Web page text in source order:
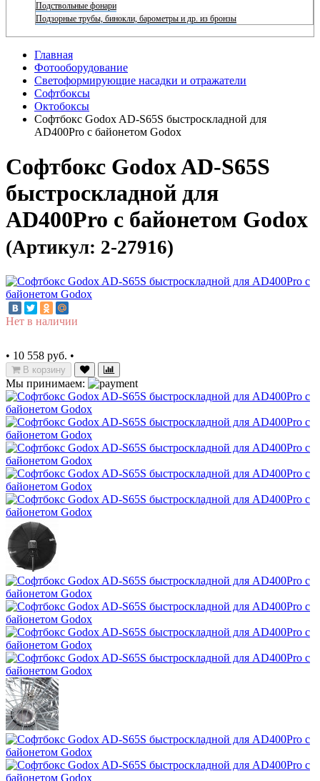
Подствольные фонари
Подзорные трубы, бинокли, барометры и др. из бронзы
Главная
Фотооборудование
Светоформирующие насадки и отражатели
Софтбоксы
Октобоксы
Софтбокс Godox AD-S65S быстроскладной для
AD400Pro с байонетом Godox
Софтбокс Godox AD-S65S
быстроскладной для
AD400Pro с байонетом Godox
(Артикул: 2-27916)
Нет в наличии
• 10 558 руб. •
В корзину
Мы принимаем: